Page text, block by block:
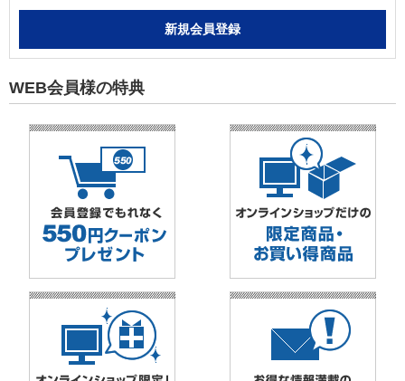
WEB会員様の特典